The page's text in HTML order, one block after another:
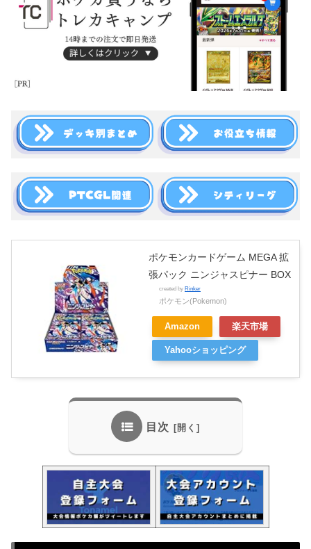
ポケモンカードゲーム MEGA 拡
張パック ニンジャスピナー BOX
created by Rinker
ポケモン(Pokemon)
Amazon 楽天市場
Yahooショッピング
目次